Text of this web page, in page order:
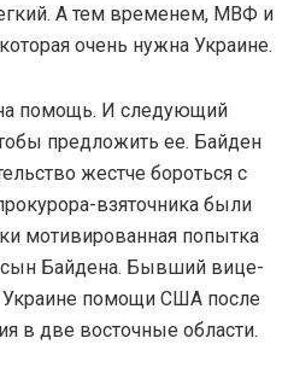
А тем временем, МВФ и
очень нужна Украине.
помощь. И следующий
предложить ее. Байден
жестче бороться с
взяточника были
мотивированная попытка
сын Байдена. Бывший вице-
Украине помощи США после
в две восточные области.